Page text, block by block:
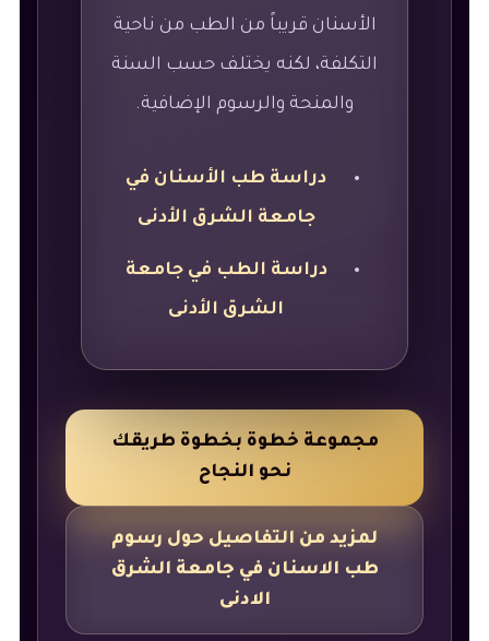
الأسنان قريباً من الطب من ناحية
التكلفة، لكنه يختلف حسب السنة
والمنحة والرسوم الإضافية.
دراسة طب الأسنان في
جامعة الشرق الأدنى
دراسة الطب في جامعة
الشرق الأدنى
مجموعة خطوة بخطوة طريقك
نحو النجاح
لمزيد من التفاصيل حول رسوم
طب الاسنان في جامعة الشرق
الادنى